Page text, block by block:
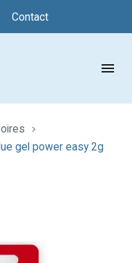
Contact
gel power easy 2g